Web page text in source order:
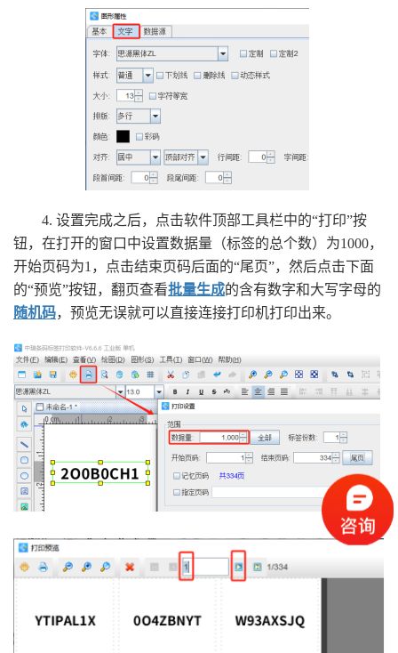
4. 设置完成之后，点击软件顶部工具栏中的“打印”按
钮，在打开的窗口中设置数据量（标签的总个数）为1000，
开始页码为1，点击结束页码后面的“尾页”，然后点击下面
的“预览”按钮，翻页查看批量生成的含有数字和大写字母的
随机码，预览无误就可以直接连接打印机打印出来。